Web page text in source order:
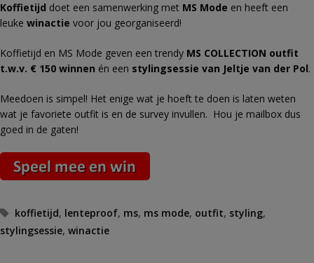
Koffietijd doet een samenwerking met MS Mode en heeft een
leuke winactie voor jou georganiseerd!
Koffietijd en MS Mode geven een trendy MS COLLECTION outfit
t.w.v. € 150 winnen én een stylingsessie van Jeltje van der Pol.
Meedoen is simpel! Het enige wat je hoeft te doen is laten weten
wat je favoriete outfit is en de survey invullen. Hou je mailbox dus
goed in de gaten!
Tags
koffietijd, lenteproof, ms, ms mode, outfit, styling,
stylingsessie, winactie